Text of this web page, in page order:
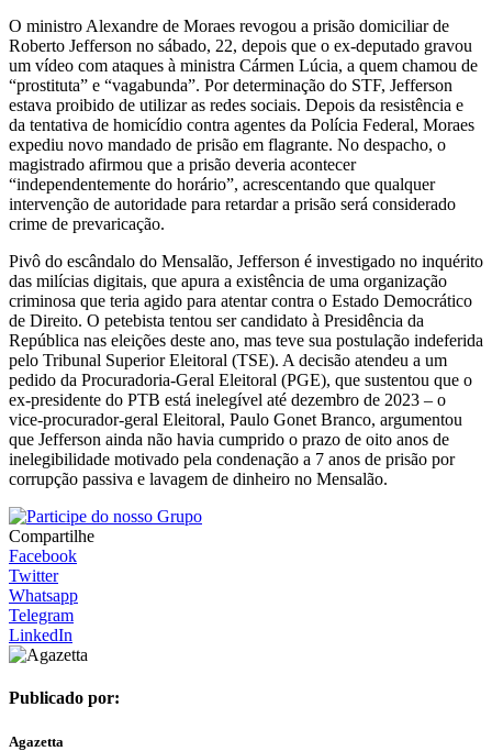
O ministro Alexandre de Moraes revogou a prisão domiciliar de
Roberto Jefferson no sábado, 22, depois que o ex-deputado gravou
um vídeo com ataques à ministra Cármen Lúcia, a quem chamou de
“prostituta” e “vagabunda”. Por determinação do STF, Jefferson
estava proibido de utilizar as redes sociais. Depois da resistência e
da tentativa de homicídio contra agentes da Polícia Federal, Moraes
expediu novo mandado de prisão em flagrante. No despacho, o
magistrado afirmou que a prisão deveria acontecer
“independentemente do horário”, acrescentando que qualquer
intervenção de autoridade para retardar a prisão será considerado
crime de prevaricação.
Pivô do escândalo do Mensalão, Jefferson é investigado no inquérito
das milícias digitais, que apura a existência de uma organização
criminosa que teria agido para atentar contra o Estado Democrático
de Direito. O petebista tentou ser candidato à Presidência da
República nas eleições deste ano, mas teve sua postulação indeferida
pelo Tribunal Superior Eleitoral (TSE). A decisão atendeu a um
pedido da Procuradoria-Geral Eleitoral (PGE), que sustentou que o
ex-presidente do PTB está inelegível até dezembro de 2023 – o
vice-procurador-geral Eleitoral, Paulo Gonet Branco, argumentou
que Jefferson ainda não havia cumprido o prazo de oito anos de
inelegibilidade motivado pela condenação a 7 anos de prisão por
corrupção passiva e lavagem de dinheiro no Mensalão.
Compartilhe
Facebook
Twitter
Whatsapp
Telegram
LinkedIn
Publicado por:
Agazetta